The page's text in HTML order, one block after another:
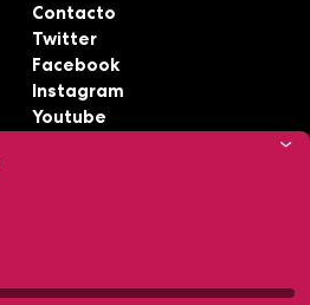
Contacto
Twitter
Facebook
Instagram
Youtube